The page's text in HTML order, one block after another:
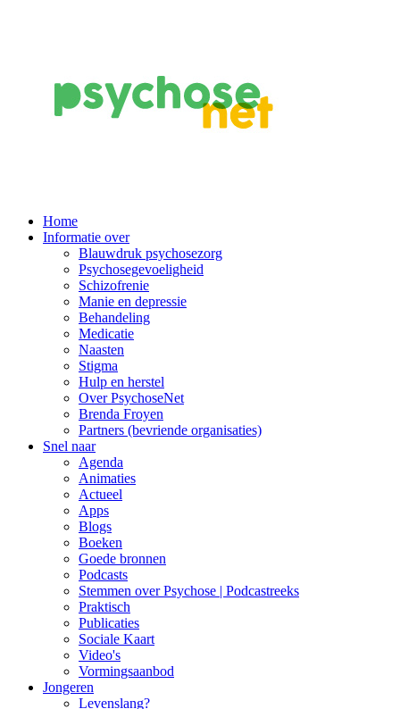
Main
Navigation
Home
Informatie over
Blauwdruk psychosezorg
Psychosegevoeligheid
Schizofrenie
Manie en depressie
Behandeling
Medicatie
Naasten
Stigma
Hulp en herstel
Over PsychoseNet
Brenda Froyen
Partners (bevriende organisaties)
Snel naar
Agenda
Animaties
Actueel
Apps
Blogs
Boeken
Goede bronnen
Podcasts
Stemmen over Psychose | Podcastreeks
Praktisch
Publicaties
Sociale Kaart
Video's
Vormingsaanbod
Jongeren
Levenslang?